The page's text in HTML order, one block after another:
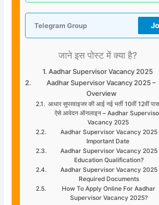
Telegram Group
जाने इस पोस्ट में क्या है?
Aadhar Supervisor Vacancy 2025
Aadhar Supervisor Vacancy 2025 –
Overview
आधार सुपरवाइजर की आई नई भर्ती 10वीं 12वीं
ऐसे आवेदन ऑनलाइन – Aadhar
Vacancy 2025
Aadhar Supervisor Vacancy 2025
Important Date
Aadhar Supervisor Vacancy 2025
Education Qualification?
Aadhar Supervisor Vacancy 2025
Required Documents
How To Apply Online For Aadhar
Supervisor Vacancy 2025?